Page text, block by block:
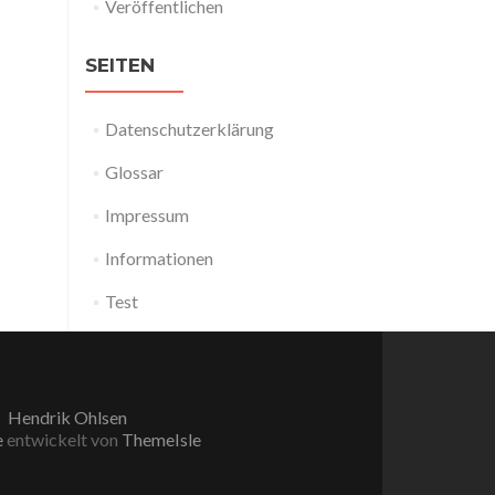
Veröffentlichen
SEITEN
Datenschutzerklärung
Glossar
Impressum
Informationen
Test
Hendrik Ohlsen
entwickelt von ThemeIsle